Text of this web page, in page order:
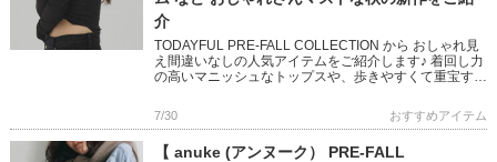
介
TODAYFUL PRE-FALL COLLECTION から おしゃれ見
え間違いなしの人気アイテムをご紹介します♪ 着回し力
の高いマニッシュなトップスや、歩きやすくて重宝する
7/30 おすすめアイテム
【 anuke (アンヌーク） PRE-FALL